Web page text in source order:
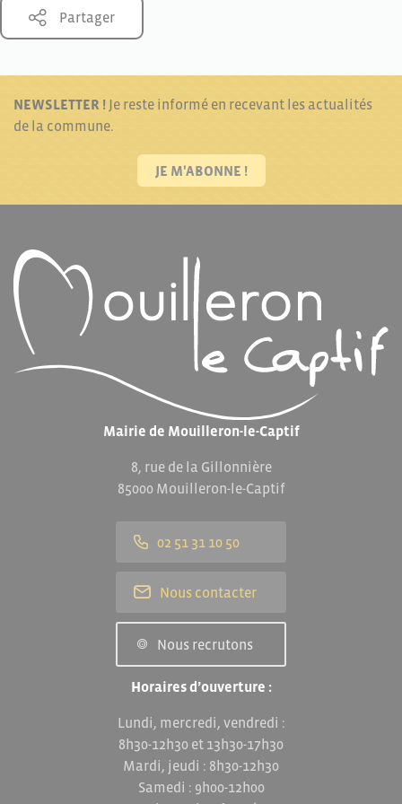
Partager
NEWSLETTER ! Je reste informé en recevant les actualités
de la commune.
JE M'ABONNE !
Mairie de Mouilleron-le-Captif
8, rue de la Gillonnière
85000 Mouilleron-le-Captif
02 51 31 10 50
Nous contacter
Nous recrutons
Horaires d’ouverture :
Lundi, mercredi, vendredi :
8h30-12h30 et 13h30-17h30
Mardi, jeudi : 8h30-12h30
Samedi : 9h00-12h00